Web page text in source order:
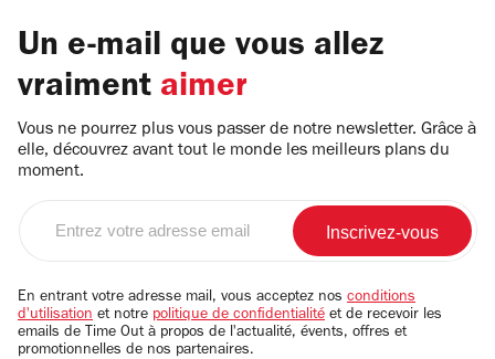
Un e-mail que vous allez
vraiment aimer
Vous ne pourrez plus vous passer de notre newsletter. Grâce à
elle, découvrez avant tout le monde les meilleurs plans du
moment.
email
En entrant votre adresse mail, vous acceptez nos conditions
d'utilisation et notre politique de confidentialité et de recevoir les
emails de Time Out à propos de l'actualité, évents, offres et
promotionnelles de nos partenaires.